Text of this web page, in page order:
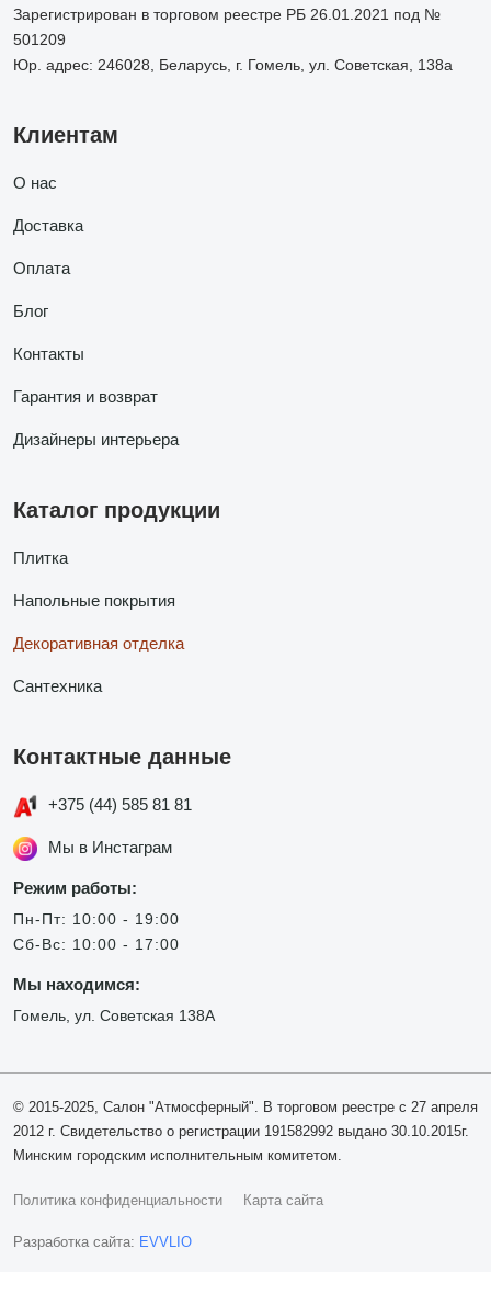
Зарегистрирован в торговом реестре РБ 26.01.2021 под №
501209
Юр. адрес: 246028, Беларусь, г. Гомель, ул. Советская, 138а
Клиентам
О нас
Доставка
Оплата
Блог
Контакты
Гарантия и возврат
Дизайнеры интерьера
Каталог продукции
Плитка
Напольные покрытия
Декоративная отделка
Сантехника
Контактные данные
+375 (44) 585 81 81
Мы в Инстаграм
Режим работы:
Пн-Пт: 10:00 - 19:00
Сб-Вс: 10:00 - 17:00
Мы находимся:
Гомель, ул. Советская 138А
© 2015-2025, Салон "Атмосферный". В торговом реестре с 27 апреля
2012 г. Свидетельство о регистрации 191582992 выдано 30.10.2015г.
Минским городским исполнительным комитетом.
Политика конфиденциальности Карта сайта
Разработка сайта: EVVLIO